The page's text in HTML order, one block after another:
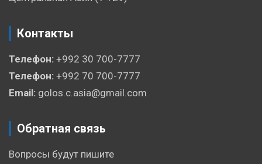
Контакты
Телефон: +992 30 700-7777
Телефон: +992 70 700-7777
Email: golos.c.asia@gmail.com
Обратная связь
Вопросы будут пишите